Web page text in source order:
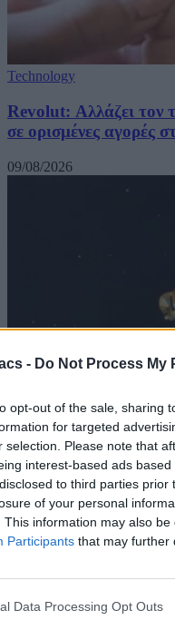
- Do Not Process My
opt-out of the sale, sharing
for targeted
selection. Please note that
interest-based ads
to third parties
of your personal
This information may also
Participants that may further
Data Processing Opt Outs
Technology
Revolut: Αλλάζει τον
σε ορισμένες αγορές
09/08/2026